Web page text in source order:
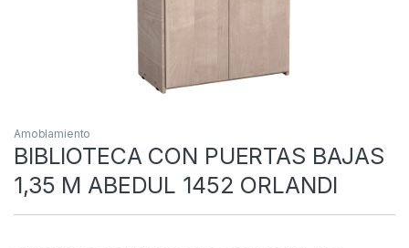
Amoblamiento
BIBLIOTECA CON PUERTAS BAJAS
1,35 M ABEDUL 1452 ORLANDI